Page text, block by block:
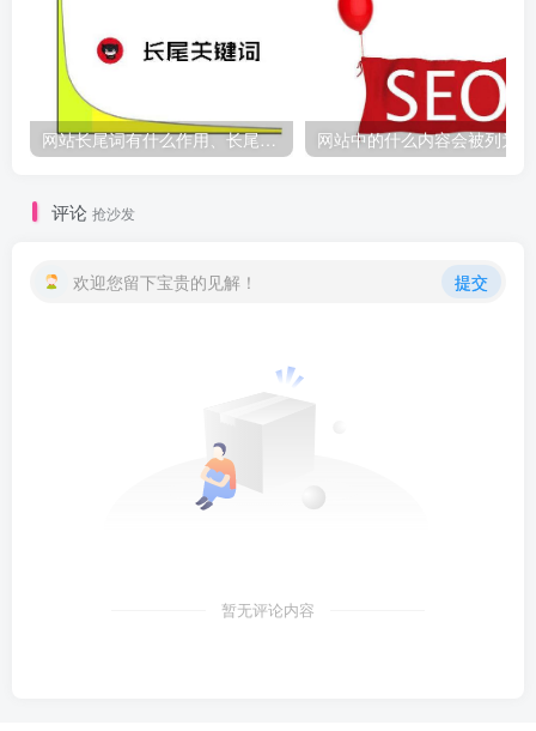
网站长尾词有什么作用、长尾词是什么 ?
评论 抢沙发
欢迎您留下宝贵的见解！ 提交
暂无评论内容